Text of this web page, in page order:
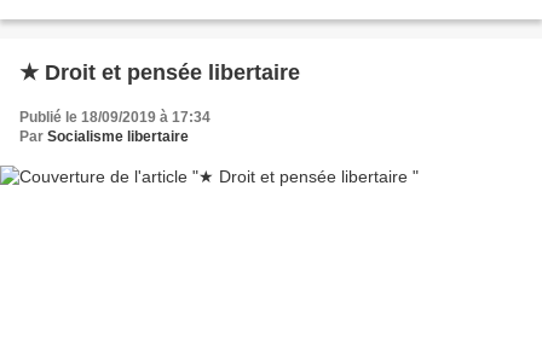
★ Droit et pensée libertaire
Publié le 18/09/2019 à 17:34
Par Socialisme libertaire